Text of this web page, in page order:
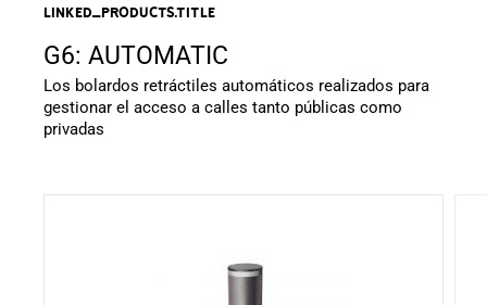
linked_products.title
G6: AUTOMATIC
Los bolardos retráctiles automáticos realizados para
gestionar el acceso a calles tanto públicas como
privadas